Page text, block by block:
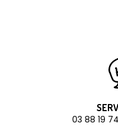
03 88 19